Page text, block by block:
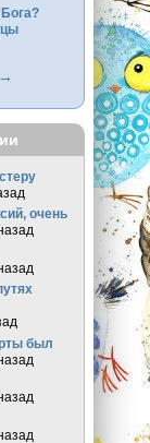
→
очень
был